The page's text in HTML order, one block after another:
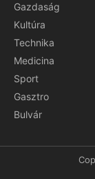
Gazdaság
Kultúra
Technika
Medicina
Sport
Gasztro
Bulvár